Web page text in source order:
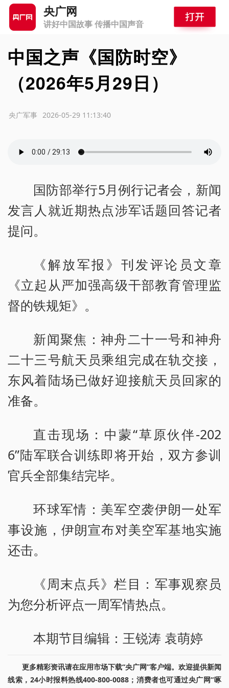
央广网
讲好中国故事 传播中国声音
中国之声《国防时空》
（2026年5月29日）
2026-05-29 11:13:40
央广军事
国防部举行5月例行记者会，新闻
发言人就近期热点涉军话题回答记者
提问。
《解放军报》刊发评论员文章
《立起从严加强高级干部教育管理监
督的铁规矩》。
新闻聚焦：神舟二十一号和神舟
二十三号航天员乘组完成在轨交接，
东风着陆场已做好迎接航天员回家的
准备。
直击现场：中蒙“草原伙伴-202
6”陆军联合训练即将开始，双方参训
官兵全部集结完毕。
环球军情：美军空袭伊朗一处军
事设施，伊朗宣布对美空军基地实施
还击。
《周末点兵》栏目：军事观察员
为您分析评点一周军情热点。
本期节目编辑：王锐涛 袁萌婷
更多精彩资讯请在应用市场下载“央广网”客户端。欢迎提供新闻
线索，24小时报料热线400-800-0088；消费者也可通过央广网“啄